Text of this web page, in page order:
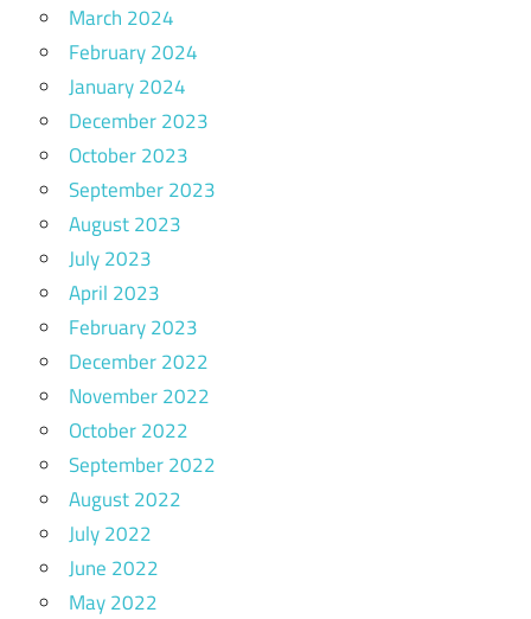
March 2024
February 2024
January 2024
December 2023
October 2023
September 2023
August 2023
July 2023
April 2023
February 2023
December 2022
November 2022
October 2022
September 2022
August 2022
July 2022
June 2022
May 2022